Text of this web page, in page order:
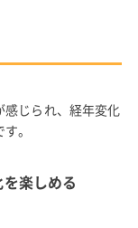
じられ、経年変化
。
楽しめる